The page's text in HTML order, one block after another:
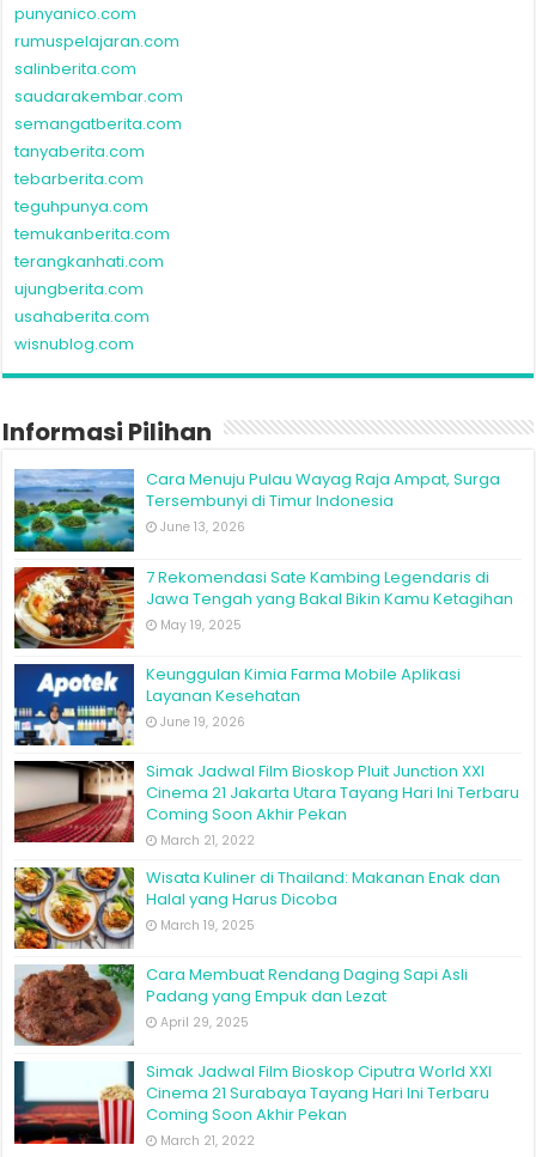
punyanico.com
rumuspelajaran.com
salinberita.com
saudarakembar.com
semangatberita.com
tanyaberita.com
tebarberita.com
teguhpunya.com
temukanberita.com
terangkanhati.com
ujungberita.com
usahaberita.com
wisnublog.com
Informasi Pilihan
Cara Menuju Pulau Wayag Raja Ampat, Surga
Tersembunyi di Timur Indonesia
June 13, 2026
7 Rekomendasi Sate Kambing Legendaris di
Jawa Tengah yang Bakal Bikin Kamu Ketagihan
May 19, 2025
Keunggulan Kimia Farma Mobile Aplikasi
Layanan Kesehatan
June 19, 2026
Simak Jadwal Film Bioskop Pluit Junction XXI
Cinema 21 Jakarta Utara Tayang Hari Ini Terbaru
Coming Soon Akhir Pekan
March 21, 2022
Wisata Kuliner di Thailand: Makanan Enak dan
Halal yang Harus Dicoba
March 19, 2025
Cara Membuat Rendang Daging Sapi Asli
Padang yang Empuk dan Lezat
April 29, 2025
Simak Jadwal Film Bioskop Ciputra World XXI
Cinema 21 Surabaya Tayang Hari Ini Terbaru
Coming Soon Akhir Pekan
March 21, 2022